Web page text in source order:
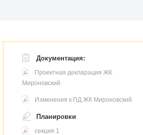
Документация:
Проектная декларация ЖК
Мироновский
Изменения к ПД ЖК Мироновский
Планировки
секция 1